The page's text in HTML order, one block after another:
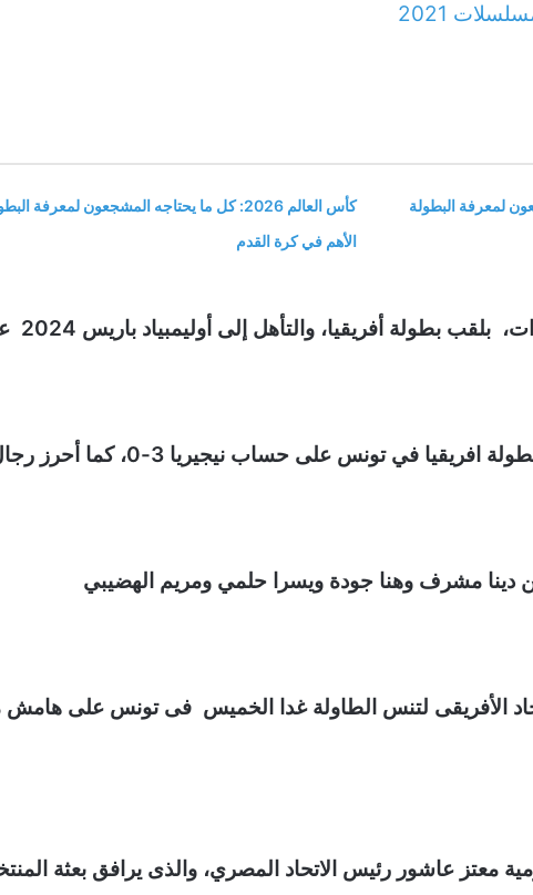
2021
المشجعون لمعرفة البطولة
كأس العالم 2026: كل ما يحتاجه المشجعون لمعرفة
الأهم في كرة القدم
والتأهل إلى أوليمبياد باريس 2024 على مستوى الفرق وحجز مقعدين للفردي.
3-0، كما أحرز رجال تنس الطاولة ذهبية البطولة بالفوز علي نيجريا 3-1.
مشرف وهنا جودة ويسرا حلمي ومريم الهضيبي
الأفريقى لتنس الطاولة غدا الخميس فى تونس على هامش
معتز عاشور رئيس الاتحاد المصري، والذى يرافق بعثة